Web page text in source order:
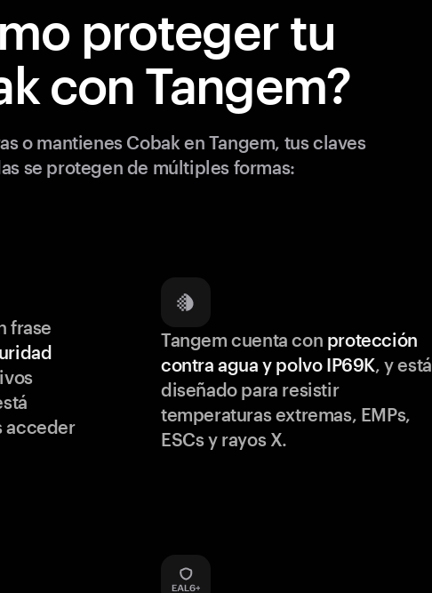
proteger tu
con Tangem?
o mantienes Cobak en Tangem, tus claves
se protegen de múltiples formas:
frase
acceder
Tangem cuenta con protección
contra agua y polvo IP69K, y está
diseñado para resistir
temperaturas extremas, EMPs,
ESCs y rayos X.